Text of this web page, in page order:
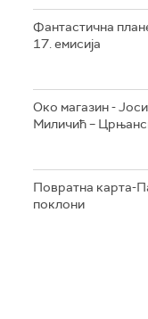
Фантастична
17. емисија
Око магазин -
Миличић –
Повратна карта-
поклони